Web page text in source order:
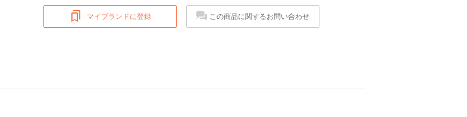
マイブランドに登録 この商品に関するお問い合わせ